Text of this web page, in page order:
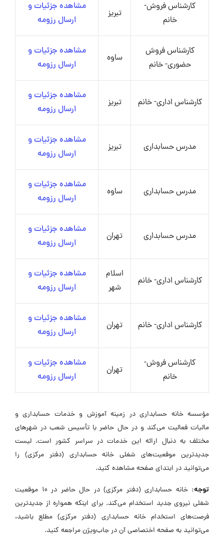
کارشناس فروش-
خانم
تبریز
مشاهده جزئیات و
ارسال رزومه
کارشناس فروش
حضوری- خانم
ساوه
مشاهده جزئیات و
ارسال رزومه
کارشناس اداری- خانم تبریز
مشاهده جزئیات و
ارسال رزومه
مدرس حسابداری تبریز
مشاهده جزئیات و
ارسال رزومه
مدرس حسابداری ساوه
مشاهده جزئیات و
ارسال رزومه
مدرس حسابداری تهران
مشاهده جزئیات و
ارسال رزومه
کارشناس اداری- خانم
اسلام
شهر
مشاهده جزئیات و
ارسال رزومه
کارشناس اداری- خانم تهران
مشاهده جزئیات و
ارسال رزومه
کارشناس فروش-
خانم
تهران
مشاهده جزئیات و
ارسال رزومه
مؤسسه خانه حسابداری در زمینه آموزش و خدمات حسابداری و
مالیات فعالیت می‌کند و در حال حاضر با تأسیس شعب در شهرهای
مختلف به دنبال ارائه این خدمات در سراسر کشور است. لیست
جدیدترین موقعیت‌های شغلی خانه حسابداری (دفتر مرکزی) را
می‌توانید در ابتدای صفحه مشاهده کنید.
توجه:
خانه حسابداری (دفتر مرکزی) در حال حاضر در ۱۰ موقعیت
شغلی نیروی جدید استخدام می‌کند. برای اینکه همواره از جدیدترین
فرصت‌های استخدام خانه حسابداری (دفتر مرکزی) مطلع باشید،
می‌توانید به صفحه اختصاصی آن در جاب‌ویژن مراجعه کنید.